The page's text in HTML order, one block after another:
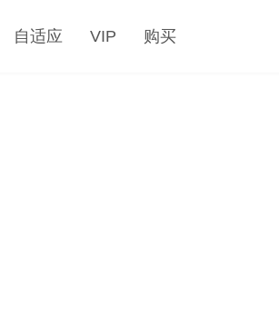
自适应 VIP 购买